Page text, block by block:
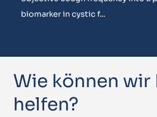
biomarker in cystic f...
Wie können wir
helfen?